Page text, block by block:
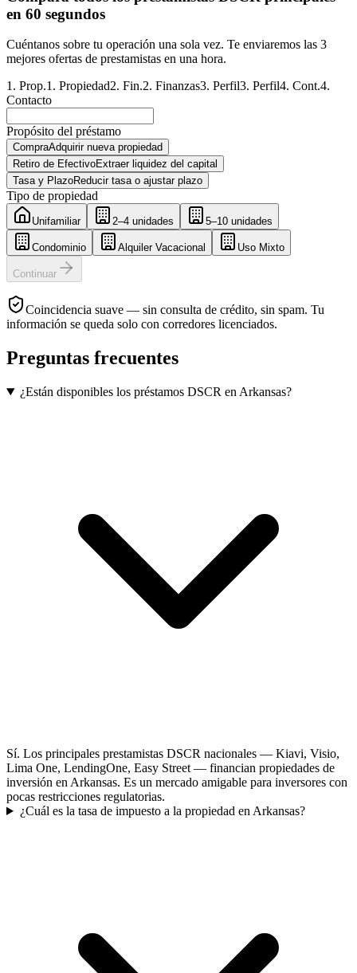
en 60 segundos
Cuéntanos sobre tu operación una sola vez. Te enviaremos las 3
mejores ofertas de prestamistas en una hora.
1 . Prop.1 . Propiedad2. Fin.2. Finanzas3. Perfil3. Perfil4. Cont.4.
Contacto
Propósito del préstamo
CompraAdquirir nueva propiedad
Retiro de EfectivoExtraer liquidez del capital
Tasa y PlazoReducir tasa o ajustar plazo
Tipo de propiedad
Unifamiliar 2–4 unidades 5–10 unidades
Condominio Alquiler Vacacional Uso Mixto
Continuar
Coincidencia suave — sin consulta de crédito, sin spam. Tu
información se queda solo con corredores licenciados.
Preguntas frecuentes
¿Están disponibles los préstamos DSCR en Arkansas?
Sí. Los principales prestamistas DSCR nacionales — Kiavi, Visio,
Lima One, LendingOne, Easy Street — financian propiedades de
inversión en Arkansas. Es un mercado amigable para inversores con
pocas restricciones regulatorias.
¿Cuál es la tasa de impuesto a la propiedad en Arkansas?